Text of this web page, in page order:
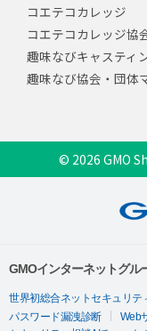
コエテコカレッジ
コエテコカレッジ協
趣味なびキャスティ
趣味なび協会・団体
© 2026 GMO